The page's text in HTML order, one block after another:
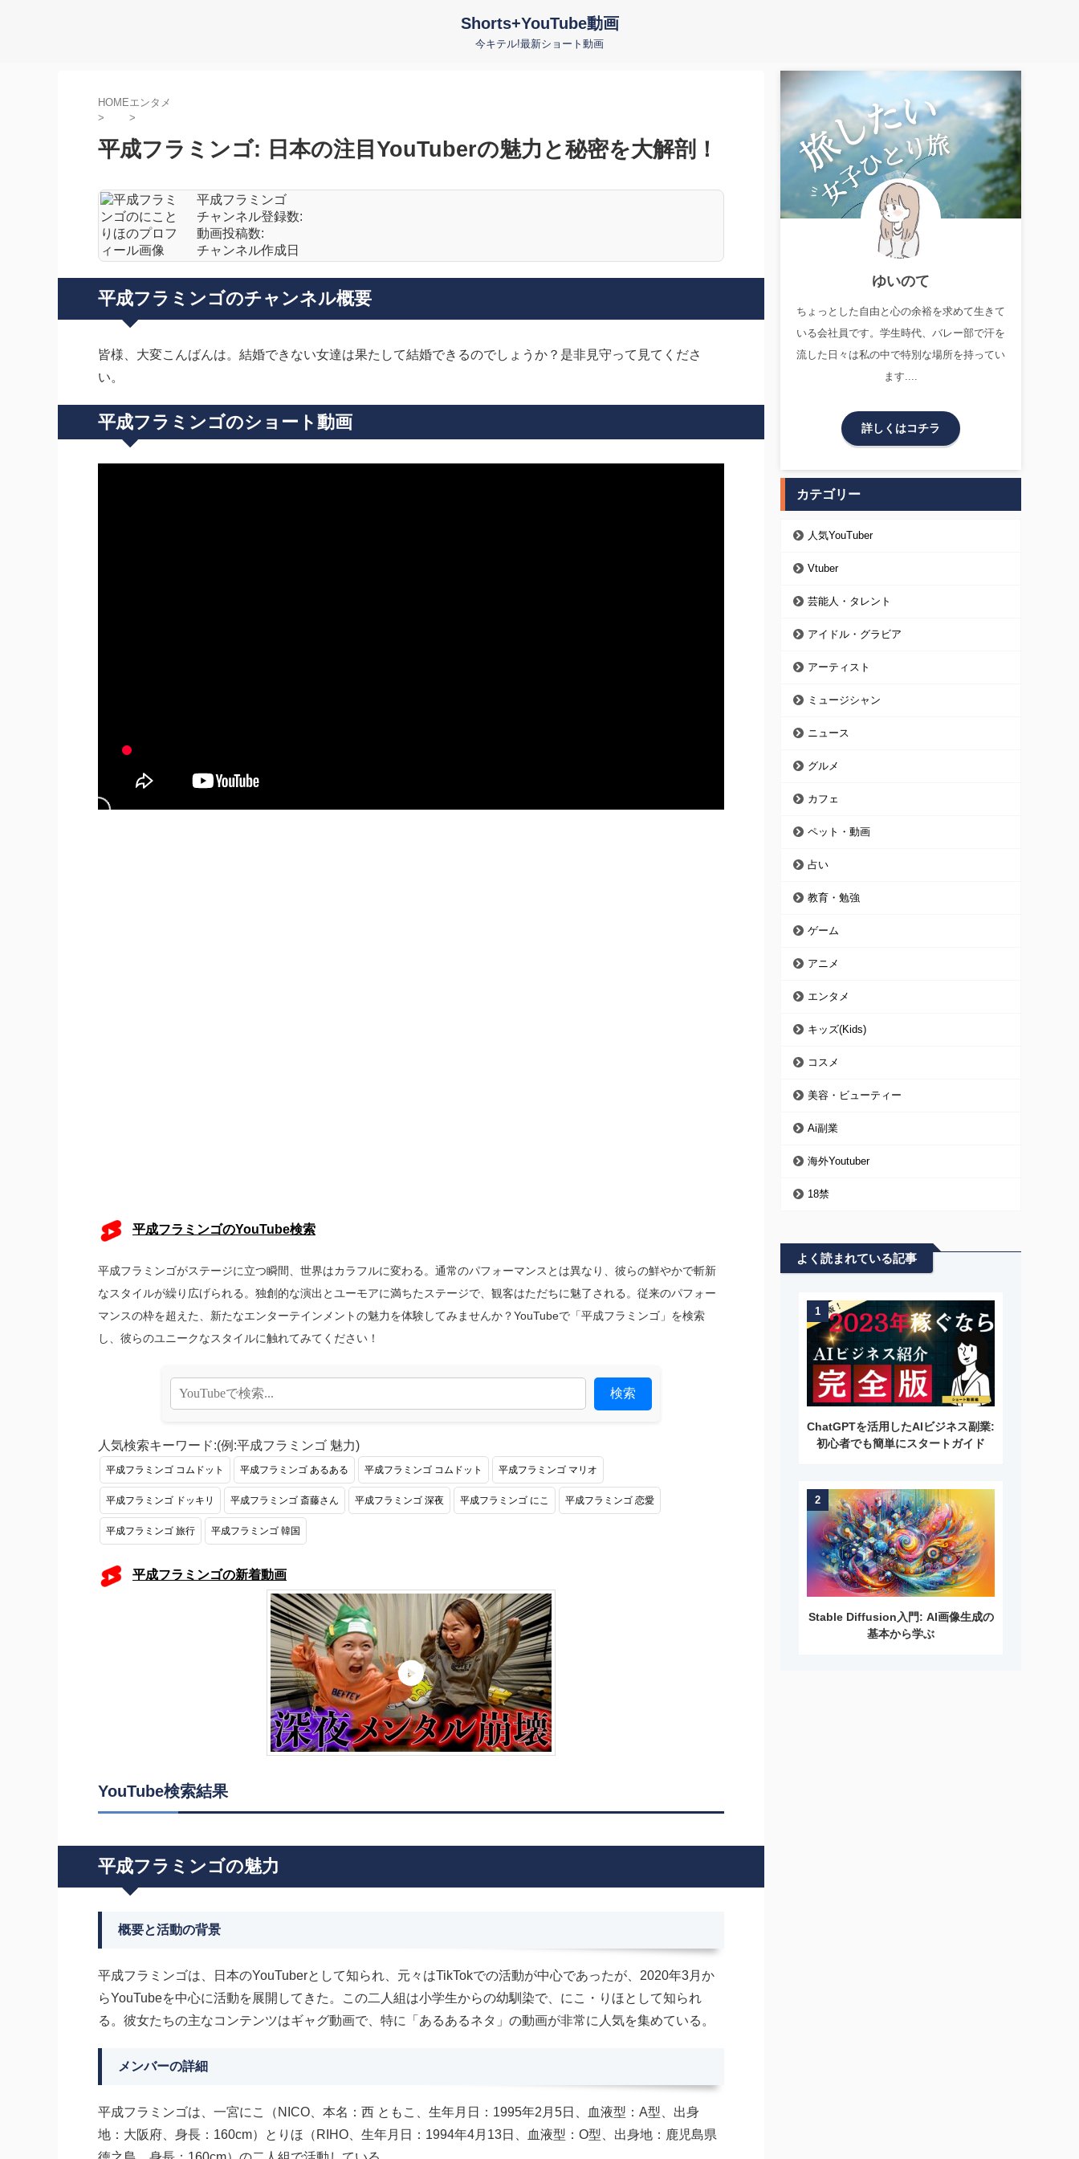
Shorts+YouTube動画
今キテル!最新ショート動画
HOME
>
エンタメ
>
平成フラミンゴ: 日本の注目YouTuberの魅力と秘密を大解剖！
平成フラミンゴ
チャンネル登録数:
動画投稿数:
チャンネル作成日
平成フラミンゴのチャンネル概要
皆様、大変こんばんは。結婚できない女達は果たして結婚できるのでしょうか？是非見守って見てくださ
い。
平成フラミンゴのショート動画
平成フラミンゴのYouTube検索
平成フラミンゴがステージに立つ瞬間、世界はカラフルに変わる。通常のパフォーマンスとは異なり、彼らの鮮やかで斬新
なスタイルが繰り広げられる。独創的な演出とユーモアに満ちたステージで、観客はただちに魅了される。従来のパフォー
マンスの枠を超えた、新たなエンターテインメントの魅力を体験してみませんか？YouTubeで「平成フラミンゴ」を検索
し、彼らのユニークなスタイルに触れてみてください！
検索
人気検索キーワード:(例:平成フラミンゴ 魅力)
平成フラミンゴ コムドット 平成フラミンゴ あるある 平成フラミンゴ コムドット 平成フラミンゴ マリオ
平成フラミンゴ ドッキリ 平成フラミンゴ 斎藤さん 平成フラミンゴ 深夜 平成フラミンゴ にこ 平成フラミンゴ 恋愛
平成フラミンゴ 旅行 平成フラミンゴ 韓国
平成フラミンゴの新着動画
YouTube検索結果
平成フラミンゴの魅力
概要と活動の背景
平成フラミンゴは、日本のYouTuberとして知られ、元々はTikTokでの活動が中心であったが、2020年3月か
らYouTubeを中心に活動を展開してきた。この二人組は小学生からの幼馴染で、にこ・りほとして知られ
る。彼女たちの主なコンテンツはギャグ動画で、特に「あるあるネタ」の動画が非常に人気を集めている。
メンバーの詳細
平成フラミンゴは、一宮にこ（NICO、本名：西 ともこ、生年月日：1995年2月5日、血液型：A型、出身
地：大阪府、身長：160cm）とりほ（RIHO、生年月日：1994年4月13日、血液型：O型、出身地：鹿児島県
ゆいのて
ちょっとした自由と心の余裕を求めて生きて
いる会社員です。学生時代、バレー部で汗を
流した日々は私の中で特別な場所を持ってい
ます....
詳しくはコチラ
カテゴリー
人気YouTuber
Vtuber
芸能人・タレント
アイドル・グラビア
アーティスト
ミュージシャン
ニュース
グルメ
カフェ
ペット・動画
占い
教育・勉強
ゲーム
アニメ
エンタメ
キッズ(Kids)
コスメ
美容・ビューティー
Ai副業
海外Youtuber
18禁
よく読まれている記事
1
ChatGPTを活用したAIビジネス副業:
初心者でも簡単にスタートガイド
2
Stable Diffusion入門: AI画像生成の
基本から学ぶ